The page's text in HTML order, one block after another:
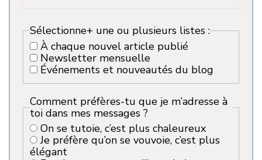
Sélectionne+ une ou plusieurs listes :
À chaque nouvel article publié
Newsletter mensuelle
Événements et nouveautés du blog
Comment préfères-tu que je m’adresse à
toi dans mes messages ?
On se tutoie, c’est plus chaleureux
Je préfère qu’on se vouvoie, c’est plus
élégant